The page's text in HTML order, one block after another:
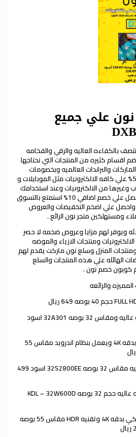
علي جميع
بالكفاءه العاليه والرقي والفخامه
اقسام كثيره من المنتجات التي نحتاجها
والبراندات العالميه وبخصومات
وتنزيلات هائله تصل الي 50% علي كافه الالكترونيات مثل الموبايلات و
وغيرها من الالكترونيات وعند استخدامك
لكود خصم نون DXB19 تحصل علي خصم اضافي 10% استمتع بالتسوق
واحصل علي اضخم التخفيضات والعروض
ومستهلكين متجر نون الرائع .
ويوفر لهم مزايا وعروض ضخمه لا حصر
ومنتجات الازياء والموضه
المنزل وسلع نون ماركت يقدم لهم
الهائله علي هذه المنتجات والسلع
كوبون خصم نون .
والرائعه
تي سي ال تلفاز LED بدقه عاليه ومقاس 32 بوصه 32A301 اسود
تي سي ال تلفزيون ذكي بدقه 4K ويعمل بنظام اندرويد مقاس 55
توشيبا تلفاز LED بدقه عاليه مقاس 32 بوصه 32S2800EE اسود 499
سوني تلفزيون ذكي بدقه عاليه حجم 32 بوصه KDL – 32W600D
سامسونج تلفزيون LED ذكي بدقه 4K وتقنيه HDR مقاس 55 بوصه